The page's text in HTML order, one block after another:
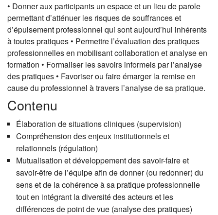
• Donner aux participants un espace et un lieu de parole
permettant d’atténuer les risques de souffrances et
d’épuisement professionnel qui sont aujourd’hui inhérents
à toutes pratiques • Permettre l’évaluation des pratiques
professionnelles en mobilisant collaboration et analyse en
formation • Formaliser les savoirs informels par l’analyse
des pratiques • Favoriser ou faire émarger la remise en
cause du professionnel à travers l’analyse de sa pratique.
Contenu
Élaboration de situations cliniques (supervision)
Compréhension des enjeux institutionnels et
relationnels (régulation)
Mutualisation et développement des savoir-faire et
savoir-être de l’équipe afin de donner (ou redonner) du
sens et de la cohérence à sa pratique professionnelle
tout en intégrant la diversité des acteurs et les
différences de point de vue (analyse des pratiques)